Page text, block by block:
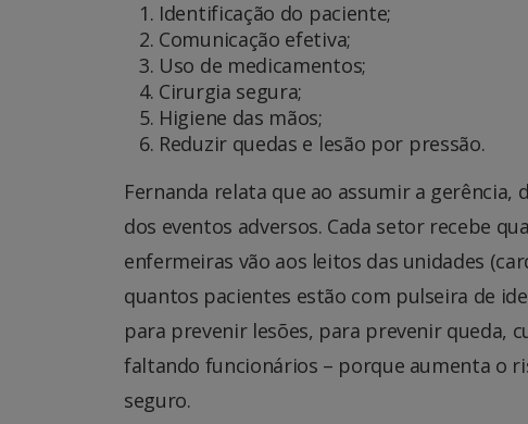
Identificação do paciente;
Comunicação efetiva;
Uso de medicamentos;
Cirurgia segura;
Higiene das mãos;
Reduzir quedas e lesão por pressão.
Fernanda relata que ao assumir a
dos eventos adversos. Cada setor recebe
enfermeiras vão aos leitos das unidades
quantos pacientes estão com pulseira de
para prevenir lesões, para prevenir queda,
faltando funcionários – porque aumenta o
seguro.